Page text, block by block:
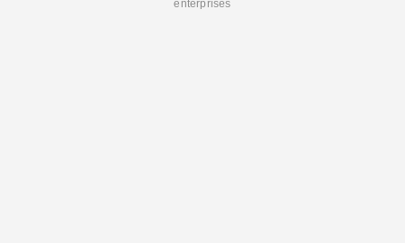
enterprises